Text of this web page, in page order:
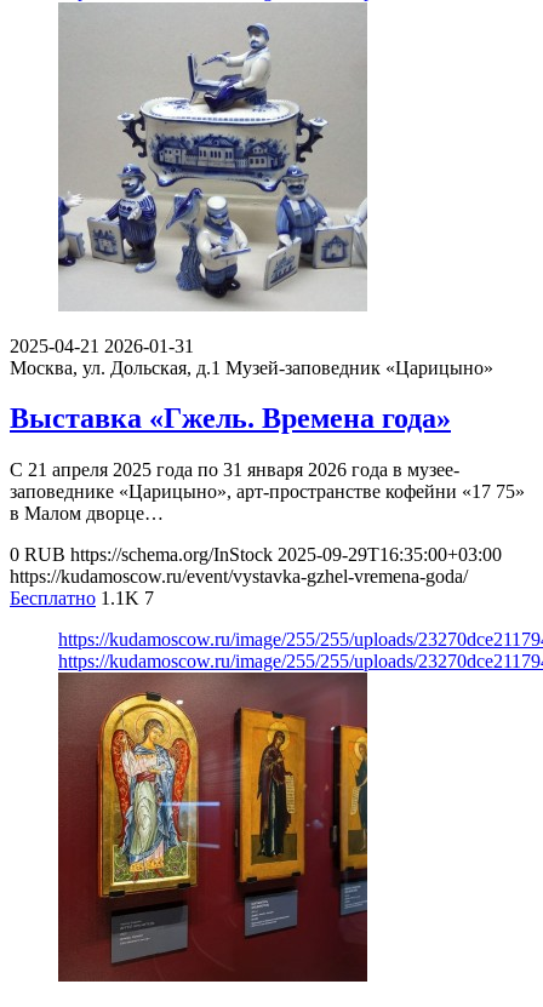
2025-04-21 2026-01-31
Москва, ул. Дольская, д.1 Музей-заповедник «Царицыно»
Выставка «Гжель. Времена года»
С 21 апреля 2025 года по 31 января 2026 года в музее-
заповеднике «Царицыно», арт-пространстве кофейни «17 75»
в Малом дворце…
0 RUB https://schema.org/InStock 2025-09-29T16:35:00+03:00
https://kudamoscow.ru/event/vystavka-gzhel-vremena-goda/
Бесплатно 1.1K 7
https://kudamoscow.ru/image/255/255/uploads/
https://kudamoscow.ru/image/255/255/uploads/